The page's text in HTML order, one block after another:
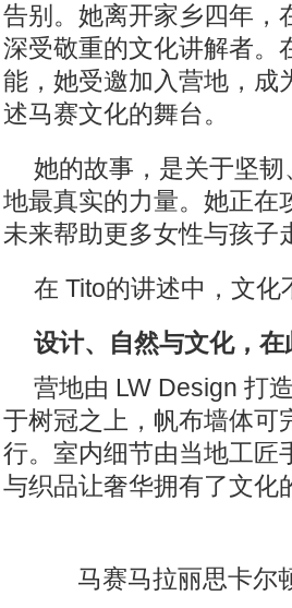
告别。她离开家乡四年，
深受敬重的文化讲解者。
能，她受邀加入营地，成
述马赛文化的舞台。
她的故事，是关于坚
地最真实的力量。她正在
未来帮助更多女性与孩子
在 Tito的讲述中，文
设计、自然与文化，
营地由 LW Design 打
于树冠之上，帆布墙体可
行。室内细节由当地工
与织品让奢华拥有了文化
马赛马拉丽思卡尔